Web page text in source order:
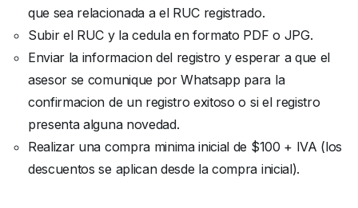
que sea relacionada a el RUC registrado.
Subir el RUC y la cedula en formato PDF o JPG.
Enviar la informacion del registro y esperar a que el
asesor se comunique por Whatsapp para la
confirmacion de un registro exitoso o si el registro
presenta alguna novedad.
Realizar una compra minima inicial de $100 + IVA (los
descuentos se aplican desde la compra inicial).